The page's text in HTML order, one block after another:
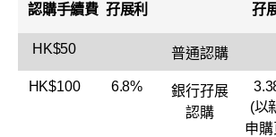
認購手續費 孖展利 孖
HK$50 普通認購
HK$100 6.8%
銀行孖展
認購
(以
申